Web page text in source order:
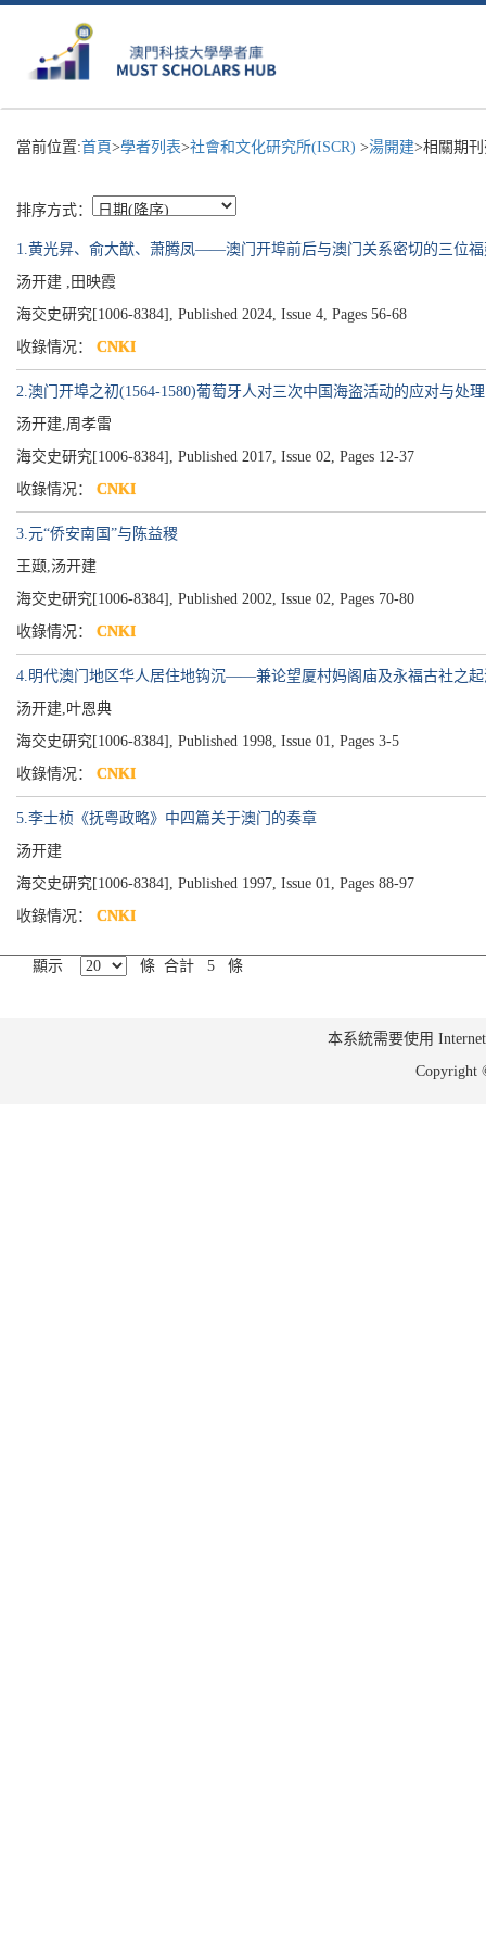
當前位置:首頁>學者列表>社會和文化研究所(ISCR) >湯開建>相關期
排序方式：
1.黄光昇、俞大猷、萧腾凤——澳门开埠前后与澳门关系密切的三位
汤开建 ,田映霞
海交史研究[1006-8384], Published 2024, Issue 4, Pages 56-68
收錄情况： CNKI
2.澳门开埠之初(1564-1580)葡萄牙人对三次中国海盗活动的应对与处理
汤开建,周孝雷
海交史研究[1006-8384], Published 2017, Issue 02, Pages 12-37
收錄情况： CNKI
3.元“侨安南国”与陈益稷
王颋,汤开建
海交史研究[1006-8384], Published 2002, Issue 02, Pages 70-80
收錄情况： CNKI
4.明代澳门地区华人居住地钩沉——兼论望厦村妈阁庙及永福古社之起
汤开建,叶恩典
海交史研究[1006-8384], Published 1998, Issue 01, Pages 3-5
收錄情况： CNKI
5.李士桢《抚粤政略》中四篇关于澳门的奏章
汤开建
海交史研究[1006-8384], Published 1997, Issue 01, Pages 88-97
收錄情况： CNKI
顯示 條 合計 5 條
本系統需要使用
Copyright